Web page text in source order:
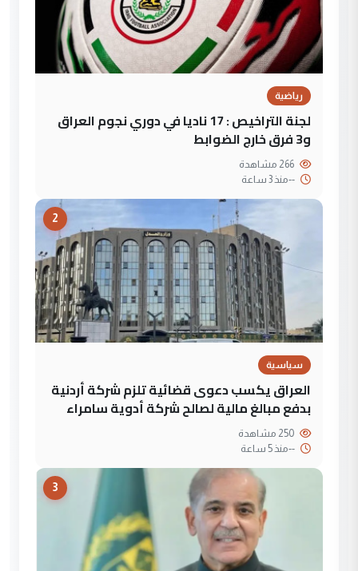
رياضية
لجنة التراخيص : 17 ناديا في دوري نجوم العراق
و3 فرق خارج الضوابط
--منذ 3 ساعة
2
سياسية
العراق يكسب دعوى قضائية تلزم شركة أردنية
بدفع مبالغ مالية لصالح شركة أدوية سامراء
--منذ 5 ساعة
3